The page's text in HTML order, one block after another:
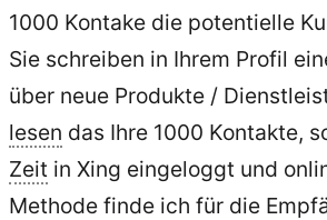
1000 Kontake die potentielle
Sie schreiben in Ihrem Profil
über neue Produkte /
lesen das Ihre 1000 Kontakte,
Zeit in Xing eingeloggt und
Methode finde ich für die